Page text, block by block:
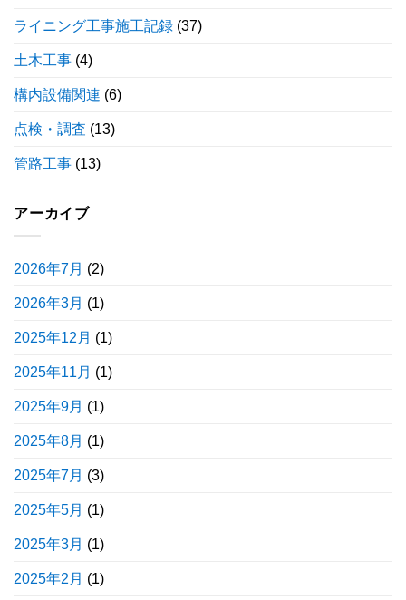
ライニング工事施工記録 (37)
土木工事 (4)
構内設備関連 (6)
点検・調査 (13)
管路工事 (13)
アーカイブ
2026年7月 (2)
2026年3月 (1)
2025年12月 (1)
2025年11月 (1)
2025年9月 (1)
2025年8月 (1)
2025年7月 (3)
2025年5月 (1)
2025年3月 (1)
2025年2月 (1)